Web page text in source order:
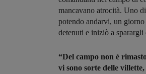
mancavano atrocità. Uno
potendo andarvi, un
detenuti e iniziò a sparargli
“Del campo non è
vi sono sorte delle villette,